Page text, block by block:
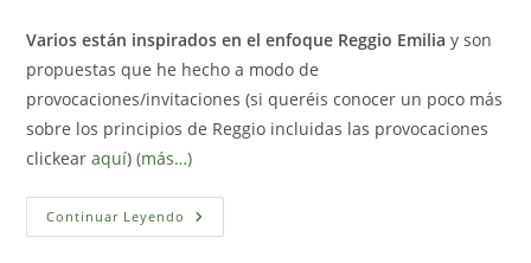
Varios están inspirados en el enfoque Reggio Emilia y son
propuestas que he hecho a modo de
provocaciones/invitaciones (si queréis conocer un poco más
sobre los principios de Reggio incluidas las provocaciones
clickearaquí)(más…)
Continuar Leyendo Ideas
De